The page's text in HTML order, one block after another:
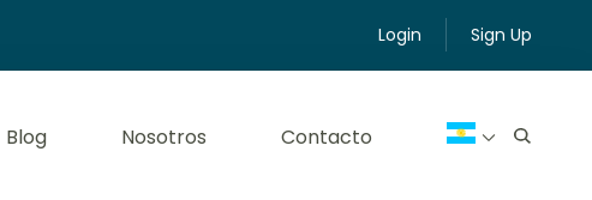
Login Sign Up
Blog Nosotros Contacto